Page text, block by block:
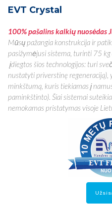
EVT Crystal
100% pašalins kalkių nuosėdas
Mūsų pažangia konstrukcija ir
pasižymėjusi sistema, turinti 75 kg
įdiegtos šios technologijos: turi
nustatyti priverstinę regeneraciją),
minkštumą, kuris tiekiamas į
paminkštinto). Šiai sistemai
nemokamas pristatymas visoje